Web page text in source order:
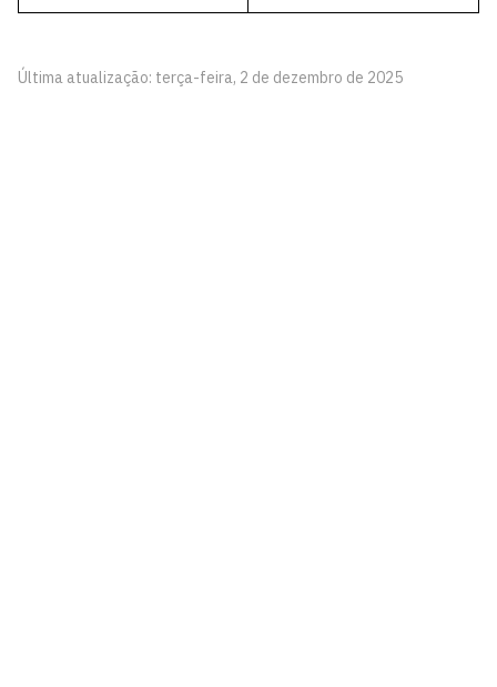
Última atualização: terça-feira, 2 de dezembro de 2025